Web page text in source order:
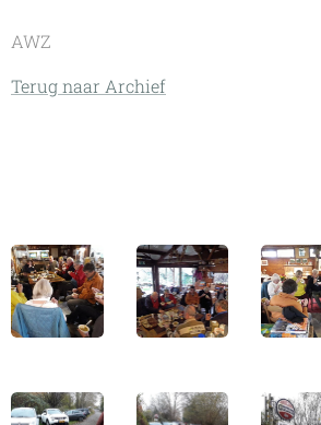
AWZ
Terug naar Archief